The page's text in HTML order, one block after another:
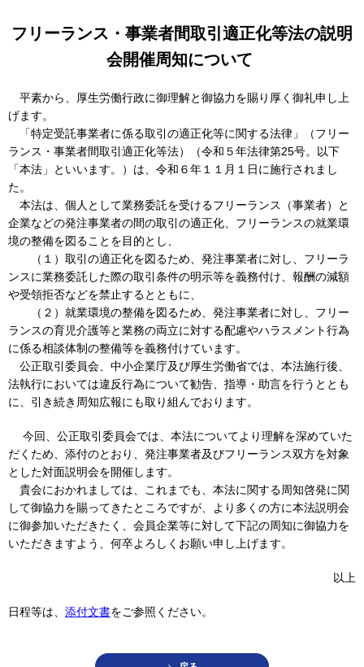
セミナー・イベント
会報誌・本部活動報告
地域本部のページ
統計資料
MGR
利用規約
プライバシーポリシー
特定商取引法に基づく表記
フリーランス・事業者間取引適正化等法の説明
会開催周知について
平素から、厚生労働行政に御理解と御協力を賜り厚く御礼申し上
げます。
「特定受託事業者に係る取引の適正化等に関する法律」（フリー
ランス・事業者間取引適正化等法）（令和５年法律第25号。以下
「本法」といいます。）は、令和６年１１月１日に施行されまし
た。
本法は、個人として業務委託を受けるフリーランス（事業者）と
企業などの発注事業者の間の取引の適正化、フリーランスの就業環
境の整備を図ることを目的とし、
（１）取引の適正化を図るため、発注事業者に対し、フリーラ
ンスに業務委託した際の取引条件の明示等を義務付け、報酬の減額
や受領拒否などを禁止するとともに、
（２）就業環境の整備を図るため、発注事業者に対し、フリー
ランスの育児介護等と業務の両立に対する配慮やハラスメント行為
に係る相談体制の整備等を義務付けています。
公正取引委員会、中小企業庁及び厚生労働省では、本法施行後、
法執行においては違反行為について勧告、指導・助言を行うととも
に、引き続き周知広報にも取り組んでおります。
今回、公正取引委員会では、本法についてより理解を深めていた
だくため、添付のとおり、発注事業者及びフリーランス双方を対象
とした対面説明会を開催します。
貴会におかれましては、これまでも、本法に関する周知啓発に関
して御協力を賜ってきたところですが、より多くの方に本法説明会
に御参加いただきたく、会員企業等に対して下記の周知に御協力を
いただきますよう、何卒よろしくお願い申し上げます。
以上
日程等は、 添付文書をご参照ください。